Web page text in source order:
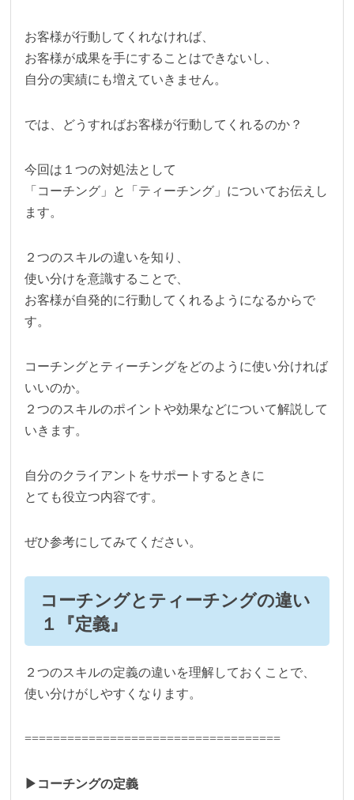
お客様が行動してくれなければ、
お客様が成果を手にすることはできないし、
自分の実績にも増えていきません。
では、どうすればお客様が行動してくれるのか？
今回は１つの対処法として
「コーチング」と「ティーチング」についてお伝えし
ます。
２つのスキルの違いを知り、
使い分けを意識することで、
お客様が自発的に行動してくれるようになるからで
す。
コーチングとティーチングをどのように使い分ければ
いいのか。
２つのスキルのポイントや効果などについて解説して
いきます。
自分のクライアントをサポートするときに
とても役立つ内容です。
ぜひ参考にしてみてください。
コーチングとティーチングの違い
１『定義』
２つのスキルの定義の違いを理解しておくことで、
使い分けがしやすくなります。
====================================
▶︎コーチングの定義